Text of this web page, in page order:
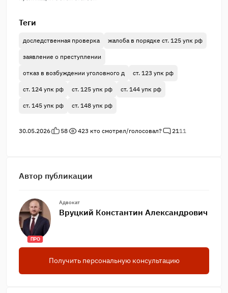
Теги
доследственная проверка жалоба в порядке ст. 125 упк рф
заявление о преступлении
отказ в возбуждении уголовного д ст. 123 упк рф
ст. 124 упк рф ст. 125 упк рф ст. 144 упк рф
ст. 145 упк рф ст. 148 упк рф
30.05.2026 58 423 кто смотрел/голосовал? 21 11
Автор публикации
ПРО
Адвокат
Вруцкий Константин Александрович
Получить персональную консультацию